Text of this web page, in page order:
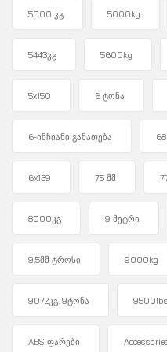
5000 კგ 5000kg
5443კგ 5600kg
5x150 6 ტონა
6-ინჩიანი განათება
6x139 75 მმ
8000კგ 9 მეტრი
9.5მმ ტროსი 9000kg
9072კგ. 9ტონა 9500lbs
ABS ფარები